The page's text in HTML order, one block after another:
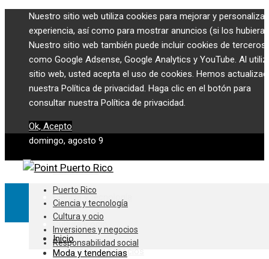
Nuestro sitio web utiliza cookies para mejorar y
experiencia, así como para mostrar anuncios (si los hubiera).
Nuestro sitio web también puede incluir cookies de terceros,
como Google Adsense, Google Analytics y YouTube. Al
sitio web, usted acepta el uso de cookies. Hemos
nuestra Política de privacidad. Haga clic en el botón para
consultar nuestra Política de privacidad.
Ok, Acepto
domingo, agosto 9
Puerto Rico
Ciencia y tecnología
Cultura y ocio
Inversiones y negocios
Puerto Rico
Ciencia y tecnología
Cultura y ocio
Inversiones y negocios
Responsabilidad social
Inicio
Moda y tendencias